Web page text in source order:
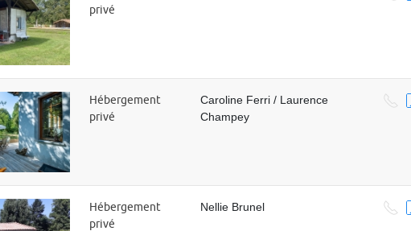
privé
Hébergement
privé
Caroline Ferri / Laurence
Champey
Hébergement
privé
Nellie Brunel